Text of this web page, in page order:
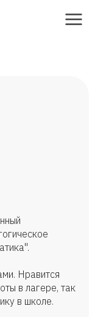
Нравится
в лагере, так
в школе.